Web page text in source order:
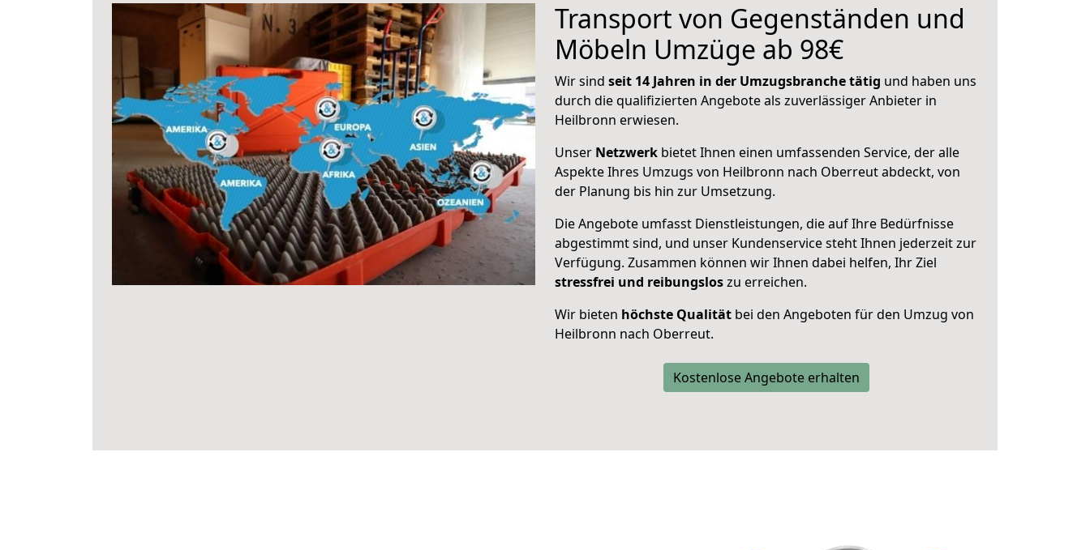
Transport von Gegenständen und
Möbeln Umzüge ab 98€
Wir sind seit 14 Jahren in der Umzugsbranche tätig und haben uns
durch die qualifizierten Angebote als zuverlässiger Anbieter in
Heilbronn erwiesen.
Unser Netzwerk bietet Ihnen einen umfassenden Service, der alle
Aspekte Ihres Umzugs von Heilbronn nach Oberreut abdeckt, von
der Planung bis hin zur Umsetzung.
Die Angebote umfasst Dienstleistungen, die auf Ihre Bedürfnisse
abgestimmt sind, und unser Kundenservice steht Ihnen jederzeit zur
Verfügung. Zusammen können wir Ihnen dabei helfen, Ihr Ziel
stressfrei und reibungsloszu erreichen.
Wir bieten höchste Qualität bei den Angeboten für den Umzug von
Heilbronn nach Oberreut.
Kostenlose Angebote erhalten